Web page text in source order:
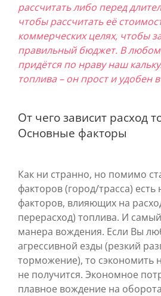
рассчитать либо перед
чтобы рассчитать её
коммерческих целях, чтобы
правильный бюджет. В любом
придётся по нраву наш
топлива – он прост и удобен
От чего зависит расход
Основные факторы
Как ни странно, но помимо
факторов (город/трасса) есть
факторов, влияющих на
перерасход) топлива. И
манера вождения. Если Вы
агрессивной езды (резкий
торможение), то сэкономить
не получится. Экономное
плавное вождение на